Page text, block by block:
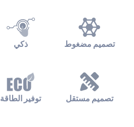
ذكي تصميم مضغوط
توفير الطاقة تصميم مستقل